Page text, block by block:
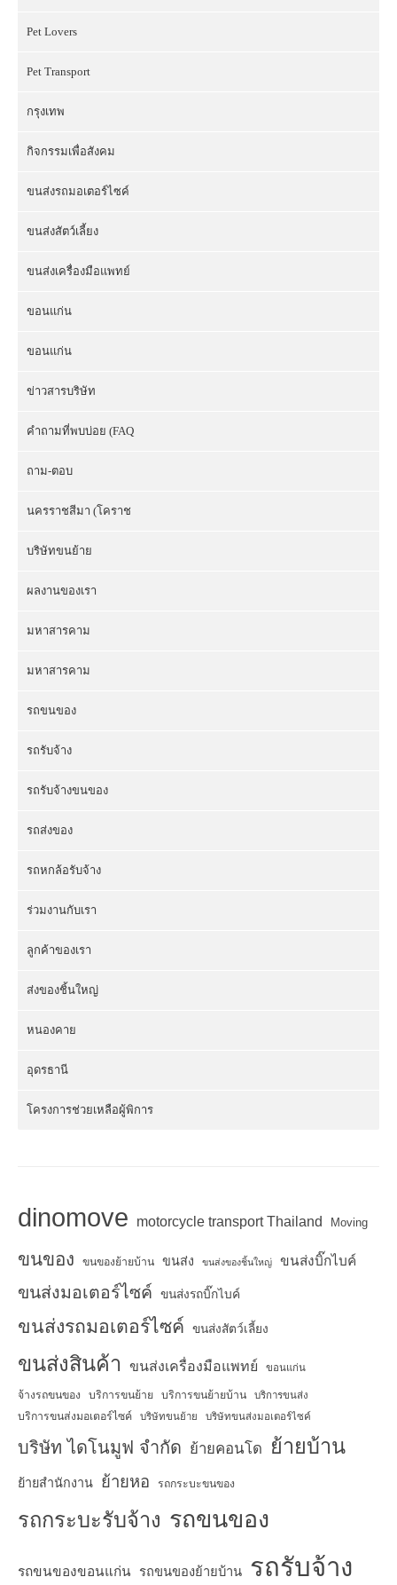
Pet Lovers
Pet Transport
กรุงเทพ
กิจกรรมเพื่อสังคม
ขนส่งรถมอเตอร์ไซค์
ขนส่งสัตว์เลี้ยง
ขนส่งเครื่องมือแพทย์
ขอนแก่น
ขอนแก่น
ข่าวสารบริษัท
คำถามที่พบบ่อย (FAQ
ถาม-ตอบ
นครราชสีมา (โคราช
บริษัทขนย้าย
ผลงานของเรา
มหาสารคาม
มหาสารคาม
รถขนของ
รถรับจ้าง
รถรับจ้างขนของ
รถส่งของ
รถหกล้อรับจ้าง
ร่วมงานกับเรา
ลูกค้าของเรา
ส่งของชิ้นใหญ่
หนองคาย
อุดรธานี
โครงการช่วยเหลือผู้พิการ
dinomove motorcycle transport Thailand Moving
ขนของ ขนของย้ายบ้าน ขนส่ง ขนส่งของชิ้นใหญ่ ขนส่งบิ๊กไบค์
ขนส่งมอเตอร์ไซค์ ขนส่งรถบิ๊กไบค์
ขนส่งรถมอเตอร์ไซค์ ขนส่งสัตว์เลี้ยง
ขนส่งสินค้า ขนส่งเครื่องมือแพทย์ ขอนแก่น
จ้างรถขนของ บริการขนย้าย บริการขนย้ายบ้าน บริการขนส่ง
บริการขนส่งมอเตอร์ไซค์ บริษัทขนย้าย บริษัทขนส่งมอเตอร์ไซค์
บริษัท ไดโนมูฟ จำกัด ย้ายคอนโด ย้ายบ้าน
ย้ายสำนักงาน ย้ายหอ รถกระบะขนของ
รถกระบะรับจ้าง รถขนของ
รถขนของขอนแก่น รถขนของย้ายบ้าน รถรับจ้าง